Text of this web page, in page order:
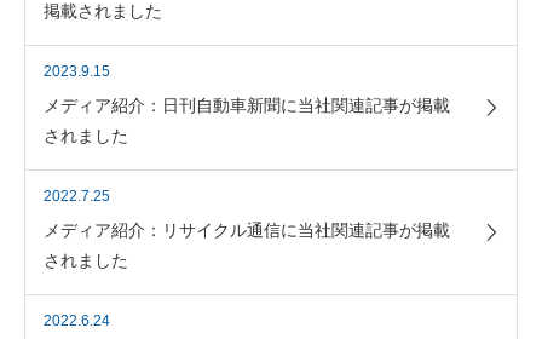
掲載されました
2023.9.15
メディア紹介：日刊自動車新聞に当社関連記事が掲載
されました
2022.7.25
メディア紹介：リサイクル通信に当社関連記事が掲載
されました
2022.6.24